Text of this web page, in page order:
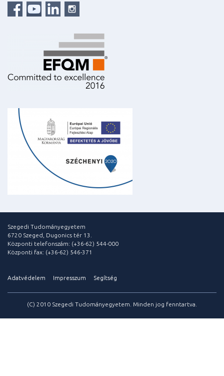
Szegedi Tudományegyetem
6720 Szeged, Dugonics tér 13.
Központi telefonszám: (+36-62) 544-000
Központi fax: (+36-62) 546-371
Adatvédelem Impresszum Segítség
(C) 2010 Szegedi Tudományegyetem. Minden jog fenntartva.